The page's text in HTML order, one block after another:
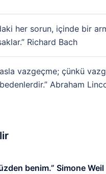
her sorun, içinde bir
Richard Bach
vazgeçme; çünkü
Abraham
benim.” Simone Weil